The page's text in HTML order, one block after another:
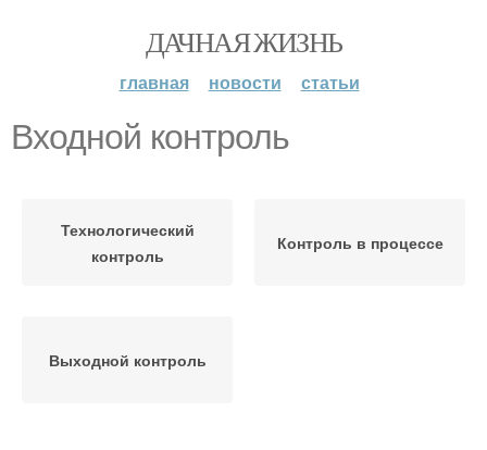
ДАЧНАЯ ЖИЗНЬ
главная новости статьи
Входной контроль
Технологический
контроль
Контроль в процессе
Выходной контроль